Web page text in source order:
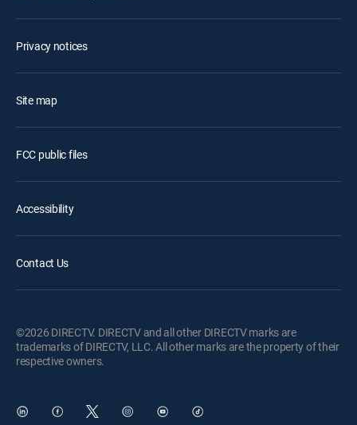
Privacy notices
Site map
FCC public files
Accessibility
Contact Us
©2026 DIRECTV. DIRECTV and all other DIRECTV marks are
trademarks of DIRECTV, LLC. All other marks are the property of their
respective owners.